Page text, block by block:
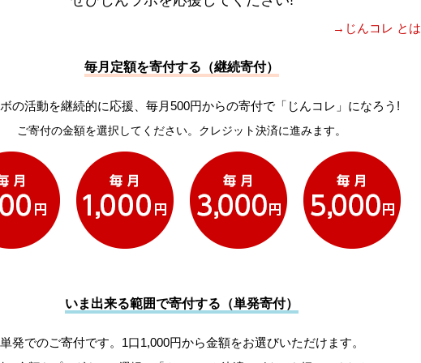
→じんコレ とは
毎月定額を寄付する（継続寄付）
の活動を継続的に応援、毎月500円からの寄付で「じんコレ」になろう!
ご寄付の金額を選択してください。クレジット決済に進みます。
いま出来る範囲で寄付する（単発寄付）
単発でのご寄付です。1口1,000円から金額をお選びいただけます。